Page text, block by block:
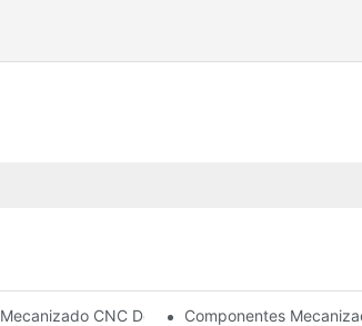
De Recubrimiento.
CNC De Acero Inoxidable (304 Vs
Componentes